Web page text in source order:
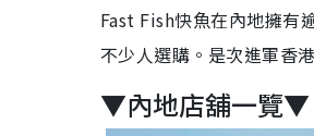
Fast Fish快魚在內地擁有
不少人選購。是次進軍香
▼內地店舖一覽▼